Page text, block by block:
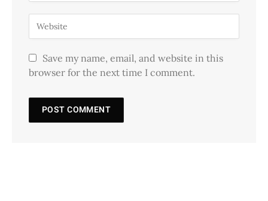
Save my name, email, and website in this
browser for the next time I comment.